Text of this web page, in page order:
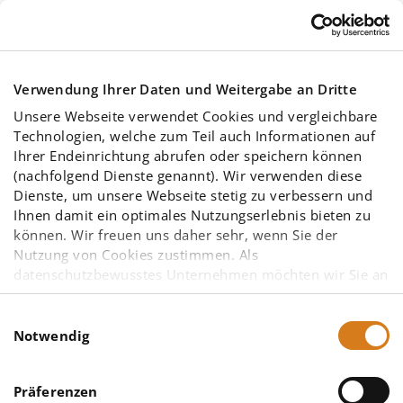
Verwendung Ihrer Daten und Weitergabe an Dritte
Unsere Webseite verwendet Cookies und vergleichbare
Technologien, welche zum Teil auch Informationen auf
Ihrer Endeinrichtung abrufen oder speichern können
(nachfolgend Dienste genannt). Wir verwenden diese
Dienste, um unsere Webseite stetig zu verbessern und
Ihnen damit ein optimales Nutzungserlebnis bieten zu
können. Wir freuen uns daher sehr, wenn Sie der
Nutzung von Cookies zustimmen. Als
datenschutzbewusstes Unternehmen möchten wir Sie an
dieser Stelle bereits darauf hinweisen, dass
Diensteanbieter – insbesondere solche mit Sitz in den
anderer gesetzlicher Grundlagen nicht vorrangig dem
europäischen Datenschutzrecht unterliegen. Eine
Notwendig
Präferenzen
Energiemanagement
für
Nahrungsmittel- und
Getränke­hersteller